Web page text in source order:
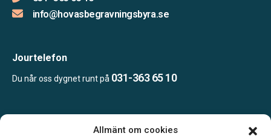
Allmänt om cookies
info@hovasbegravningsbyra.se
Jourtelefon
Du når oss dygnet runt på 031-363 65 10